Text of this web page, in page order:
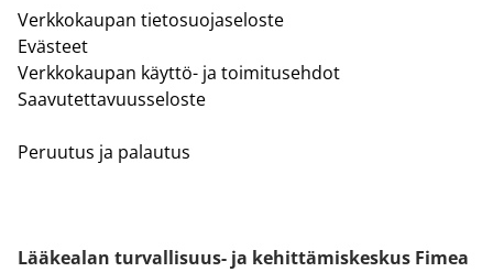
Verkkokaupan tietosuojaseloste
Evästeet
Verkkokaupan käyttö- ja toimitusehdot
Saavutettavuusseloste
Peruutus ja palautus
Lääkealan turvallisuus- ja kehittämiskeskus Fimea